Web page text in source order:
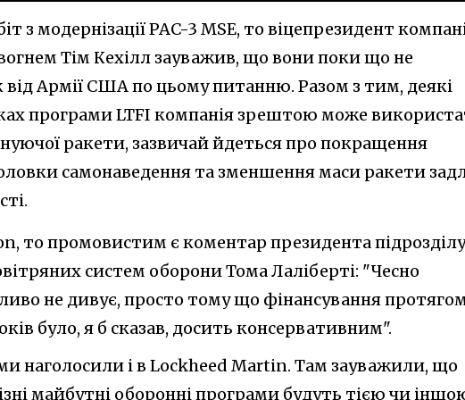
модернізації PAC-3 MSE, то віцепрезидент
Тім Кехілл зауважив, що вони поки що не
від Армії США по цьому питанню. Разом з тим, деякі
програми LTFI компанія зрештою може
ракети, зазвичай йдеться про покращення
самонаведення та зменшення маси ракети
то промовистим є коментар президента підрозділу
систем оборони Тома Лаліберті: "Чесно
не дивує, просто тому що фінансування
було, я б сказав, досить консервативним".
наголосили і в Lockheed Martin. Там зауважили, що
майбутні оборонні програми будуть тією чи